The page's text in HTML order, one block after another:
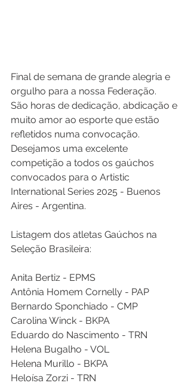
Final de semana de grande alegria e
orgulho para a nossa Federação.
São horas de dedicação, abdicação e
muito amor ao esporte que estão
refletidos numa convocação.
Desejamos uma excelente
competição a todos os gaúchos
convocados para o Artistic
International Series 2025 - Buenos
Aires - Argentina.
Listagem dos atletas Gaúchos na
Seleção Brasileira:
Anita Bertiz - EPMS
Antônia Homem Cornelly - PAP
Bernardo Sponchiado - CMP
Carolina Winck - BKPA
Eduardo do Nascimento - TRN
Helena Bugalho - VOL
Helena Murillo - BKPA
Heloísa Zorzi - TRN